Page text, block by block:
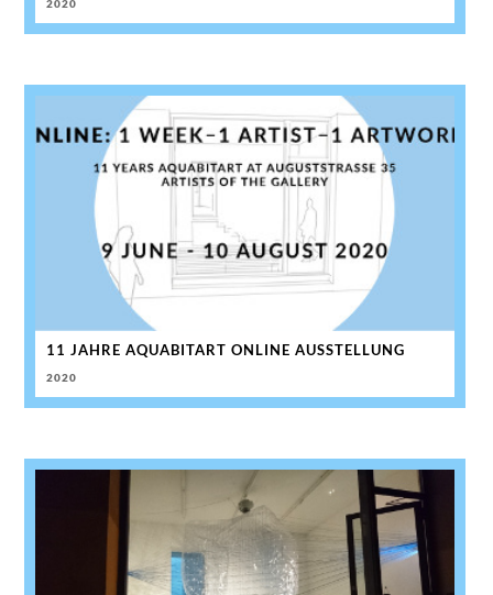
2020
11 JAHRE AQUABITART ONLINE AUSSTELLUNG
2020